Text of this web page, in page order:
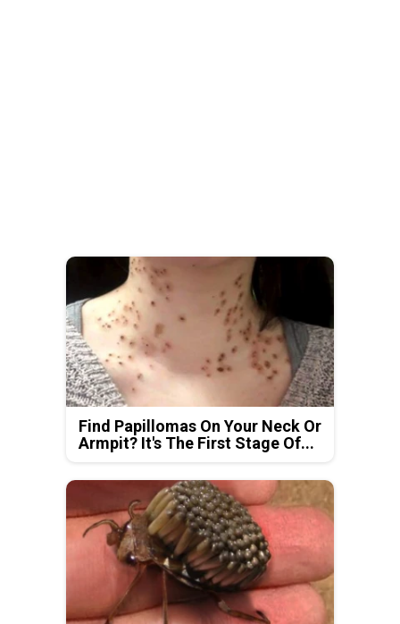
Find Papillomas On Your Neck Or
Armpit? It's The First Stage Of...